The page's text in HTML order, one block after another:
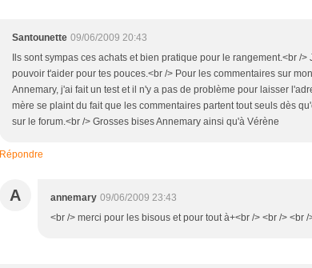
Santounette 09/06/2009 20:43
Ils sont sympas ces achats et bien pratique pour le rangement.<br /
pouvoir t'aider pour tes pouces.<br /> Pour les commentaires sur
Annemary, j'ai fait un test et il n'y a pas de problème pour laisser
mère se plaint du fait que les commentaires partent tout seuls dès
sur le forum.<br /> Grosses bises Annemary ainsi qu'à Vérène
Répondre
A annemary 09/06/2009 23:43
<br /> merci pour les bisous et pour tout à+<br /> <br /> <br /